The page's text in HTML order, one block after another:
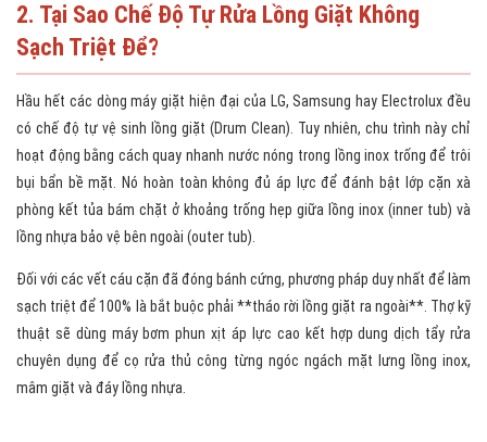
2. Tại Sao Chế Độ Tự Rửa Lồng Giặt Không
Sạch Triệt Để?
Hầu hết các dòng máy giặt hiện đại của LG, Samsung hay Electrolux đều
có chế độ tự vệ sinh lồng giặt (Drum Clean). Tuy nhiên, chu trình này chỉ
hoạt động bằng cách quay nhanh nước nóng trong lồng inox trống để trôi
bụi bẩn bề mặt. Nó hoàn toàn không đủ áp lực để đánh bật lớp cặn xà
phòng kết tủa bám chặt ở khoảng trống hẹp giữa lồng inox (inner tub) và
lồng nhựa bảo vệ bên ngoài (outer tub).
Đối với các vết cáu cặn đã đóng bánh cứng, phương pháp duy nhất để làm
sạch triệt để 100% là bắt buộc phải **tháo rời lồng giặt ra ngoài**. Thợ kỹ
thuật sẽ dùng máy bơm phun xịt áp lực cao kết hợp dung dịch tẩy rửa
chuyên dụng để cọ rửa thủ công từng ngóc ngách mặt lưng lồng inox,
mâm giặt và đáy lồng nhựa.